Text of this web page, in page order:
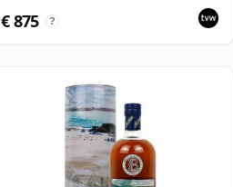
€ 875 ?